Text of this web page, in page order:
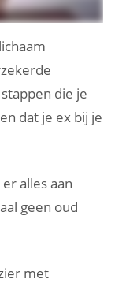
die je
dat je ex bij je
alles aan
geen oud
met